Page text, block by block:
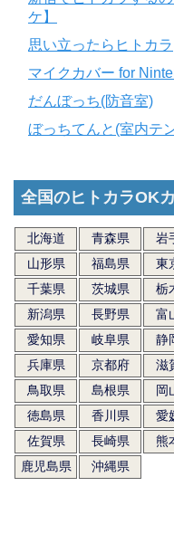
ケ】
思い立ったらヒトカラ
マイクカバー for
だんぼっち(防音室)
ぼっちてんと(室内テ
全国のヒトカラOK
北海道 青森県 岩
山形県
福島県 東
千葉県
茨城県 栃
新潟県
長野県 富
愛知県
岐阜県 静
兵庫県
京都府 滋
鳥取県
島根県 岡
徳島県
香川県 愛
佐賀県
長崎県 熊
鹿児島県
沖縄県